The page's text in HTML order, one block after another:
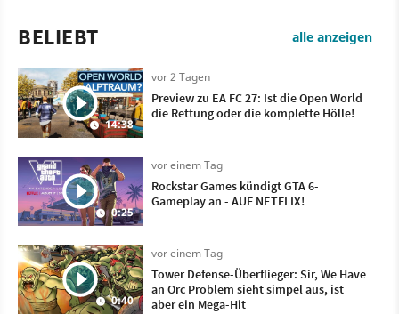
BELIEBT alle anzeigen
14:38
vor 2 Tagen
Preview zu EA FC 27: Ist die Open World
die Rettung oder die komplette Hölle!
0:25
vor einem Tag
Rockstar Games kündigt GTA 6-
Gameplay an - AUF NETFLIX!
0:40
vor einem Tag
Tower Defense-Überflieger: Sir, We Have
an Orc Problem sieht simpel aus, ist
aber ein Mega-Hit